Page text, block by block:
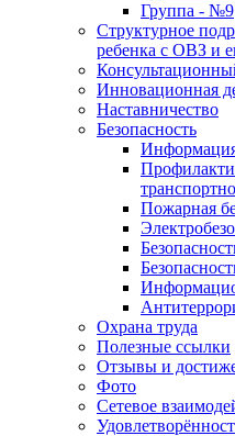
Группа - №9
Структурное
ребенка с ОВЗ и
Инновационная
Наставничество
Безопасность
Пожарная
Охрана труда
Полезные ссылки
Отзывы и
Фото
Сетевое